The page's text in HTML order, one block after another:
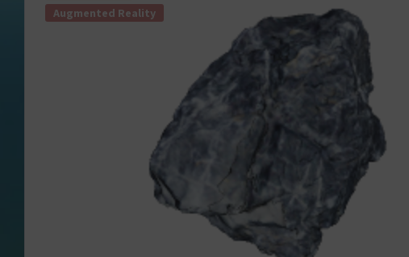
Augmented Reality